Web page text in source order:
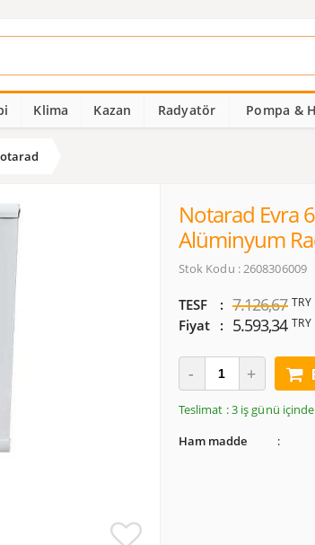
Klima Kazan Radyatör Pompa &
Notarad Evra
Alüminyum
Stok Kodu : 2608306009
TESF 7.126,67 TRY
Fiyat 5.593,34 TRY
Teslimat : 3 iş günü
Ham madde